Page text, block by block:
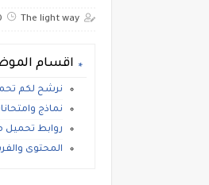
The light way
اقسام
نرشح لكم
نماذج
روابط تحميل
المحتوى